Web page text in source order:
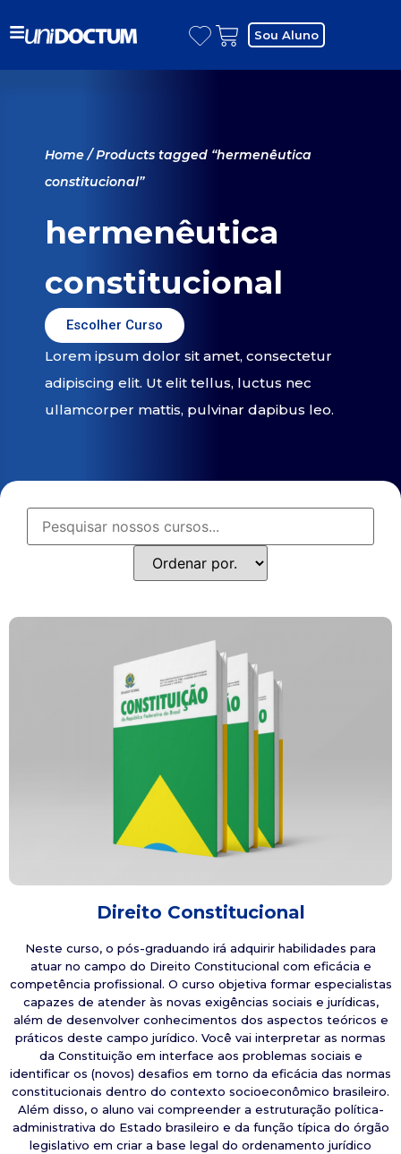
Sou Aluno
Home/ Products tagged “hermenêutica
constitucional”
hermenêutica
constitucional
Escolher Curso
Lorem ipsum dolor sit amet, consectetur
adipiscing elit. Ut elit tellus, luctus nec
ullamcorper mattis, pulvinar dapibus leo.
Direito Constitucional
Neste curso, o pós-graduando irá adquirir habilidades para
atuar no campo do Direito Constitucional com eficácia e
competência profissional. O curso objetiva formar especialistas
capazes de atender às novas exigências sociais e jurídicas,
além de desenvolver conhecimentos dos aspectos teóricos e
práticos deste campo jurídico. Você vai interpretar as normas
da Constituição em interface aos problemas sociais e
identificar os (novos) desafios em torno da eficácia das normas
constitucionais dentro do contexto socioeconômico brasileiro.
Além disso, o aluno vai compreender a estruturação política-
administrativa do Estado brasileiro e da função típica do órgão
legislativo em criar a base legal do ordenamento jurídico